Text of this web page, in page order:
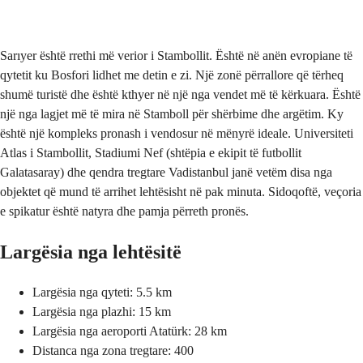
Sarıyer është rrethi më verior i Stambollit. Është në anën evropiane të
qytetit ku Bosfori lidhet me detin e zi. Një zonë përrallore që tërheq
shumë turistë dhe është kthyer në një nga vendet më të kërkuara. Është
një nga lagjet më të mira në Stamboll për shërbime dhe argëtim. Ky
është një kompleks pronash i vendosur në mënyrë ideale. Universiteti
Atlas i Stambollit, Stadiumi Nef (shtëpia e ekipit të futbollit
Galatasaray) dhe qendra tregtare Vadistanbul janë vetëm disa nga
objektet që mund të arrihet lehtësisht në pak minuta. Sidoqoftë, veçoria
e spikatur është natyra dhe pamja përreth pronës.
Largësia nga lehtësitë
Largësia nga qyteti: 5.5 km
Largësia nga plazhi: 15 km
Largësia nga aeroporti Atatürk: 28 km
Distanca nga zona tregtare: 400